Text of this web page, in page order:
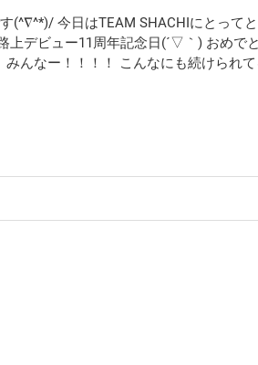
(^∇^*)/ 今日はTEAM SHACHIにとって
上デビュー11周年記念日(´▽｀) おめで
みんなー！！！！ こんなにも続けられ